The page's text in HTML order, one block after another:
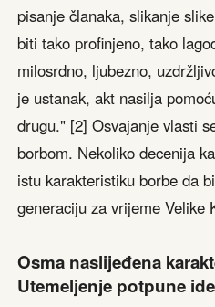
pisanje članaka, slikanje
biti tako profinjeno, tako
milosrdno, ljubezno,
je ustanak, akt nasilja
drugu." [2] Osvajanje vlasti
borbom. Nekoliko decenija
istu karakteristiku borbe da
generaciju za vrijeme Velike
Osma naslijeđena
Utemeljenje potpune